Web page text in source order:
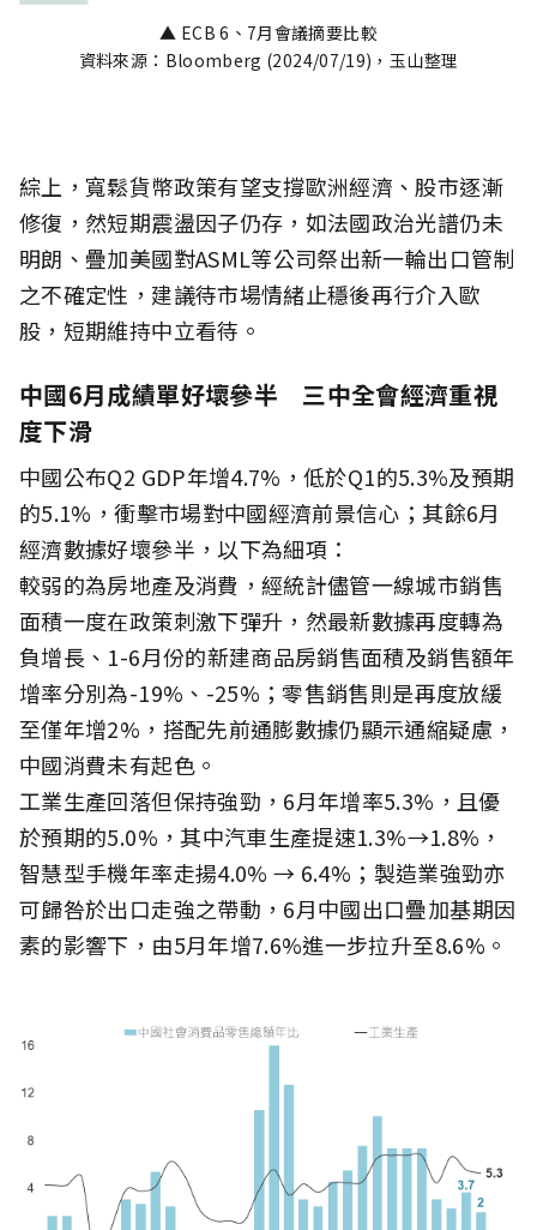
▲ ECB 6、7月會議摘要比較
資料來源：Bloomberg (2024/07/19)，玉山整理
綜上，寬鬆貨幣政策有望支撐歐洲經濟、股市逐漸
修復，然短期震盪因子仍存，如法國政治光譜仍未
明朗、疊加美國對ASML等公司祭出新一輪出口管制
之不確定性，建議待市場情緒止穩後再行介入歐
股，短期維持中立看待。
中國6月成績單好壞參半 三中全會經濟重視
度下滑
中國公布Q2 GDP年增4.7%，低於Q1的5.3%及預期
的5.1%，衝擊市場對中國經濟前景信心；其餘6月
經濟數據好壞參半，以下為細項：
較弱的為房地產及消費，經統計儘管一線城市銷售
面積一度在政策刺激下彈升，然最新數據再度轉為
負增長、1-6月份的新建商品房銷售面積及銷售額年
增率分別為-19%、-25%；零售銷售則是再度放緩
至僅年增2%，搭配先前通膨數據仍顯示通縮疑慮，
中國消費未有起色。
工業生產回落但保持強勁，6月年增率5.3%，且優
於預期的5.0%，其中汽車生產提速1.3%→1.8%，
智慧型手機年率走揚4.0% → 6.4%；製造業強勁亦
可歸咎於出口走強之帶動，6月中國出口疊加基期因
素的影響下，由5月年增7.6%進一步拉升至8.6%。